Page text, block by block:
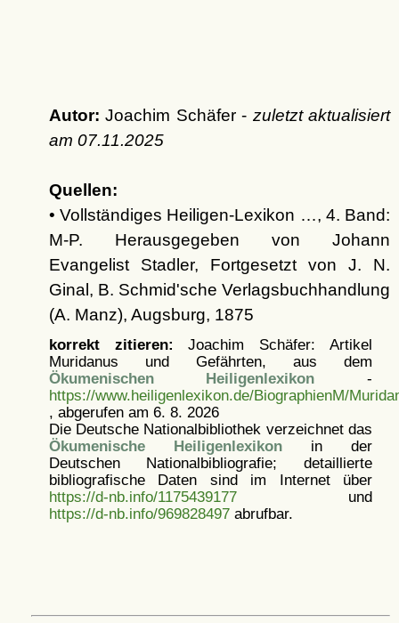
Autor: Joachim Schäfer - zuletzt aktualisiert
am 07.11.2025
Quellen:
• Vollständiges Heiligen-Lexikon …, 4. Band:
M-P. Herausgegeben von Johann
Evangelist Stadler, Fortgesetzt von J. N.
Ginal, B. Schmid'sche Verlagsbuchhandlung
(A. Manz), Augsburg, 1875
korrekt zitieren: Joachim Schäfer: Artikel
Muridanus und Gefährten, aus dem
Ökumenischen Heiligenlexikon -
https://www.heiligenlexikon.de/BiographienM/
, abgerufen am 6. 8. 2026
Die Deutsche Nationalbibliothek verzeichnet das
Ökumenische Heiligenlexikonin der
Deutschen Nationalbibliografie; detaillierte
bibliografische Daten sind im Internet über
https://d-nb.info/1175439177und
https://d-nb.info/969828497abrufbar.